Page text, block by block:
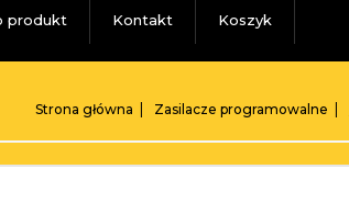
produkt Kontakt Koszyk
Strona główna Zasilacze programowalne